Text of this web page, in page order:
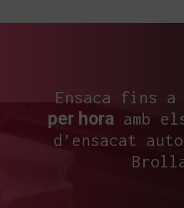
Ensaca fins a
per hora amb
d’ensacat